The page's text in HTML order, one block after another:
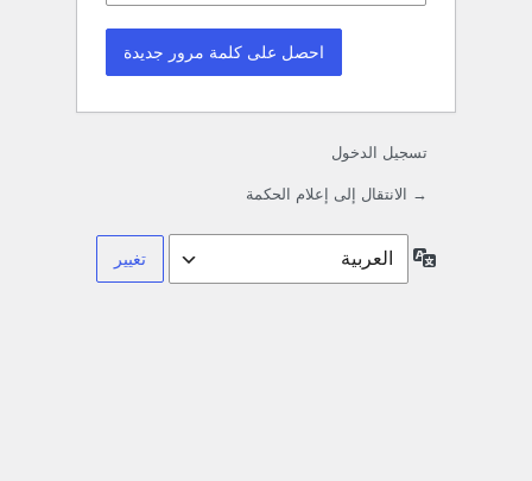
تسجيل الدخول
→ الانتقال إلى إعلام الحكمة
اللغة